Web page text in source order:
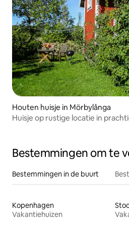
Houten huisje in Mörbylånga
Huisje op rustige locatie in
Bestemmingen om te
Bestemmingen in de buurt
Kopenhagen
Vakantiehuizen